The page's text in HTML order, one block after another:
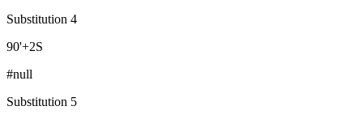
Substitution 4
90'+2S
#null
Substitution 5